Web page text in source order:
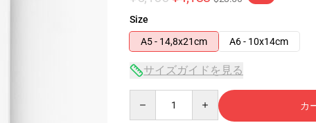
Size
A5 - 14,8x21cm
A6 - 10x14cm
サイズガイドを見る
カ